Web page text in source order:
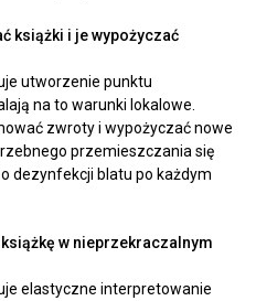
książki i je wypożyczać
utworzenie punktu
na to warunki lokalowe.
zwroty i wypożyczać nowe
przemieszczania się
dezynfekcji blatu po każdym
w nieprzekraczalnym
elastyczne interpretowanie